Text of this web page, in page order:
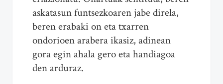
askatasun funtsezkoaren jabe direla,
beren erabaki on eta txarren
ondorioen arabera ikasiz, adinean
gora egin ahala gero eta handiagoa
den arduraz.